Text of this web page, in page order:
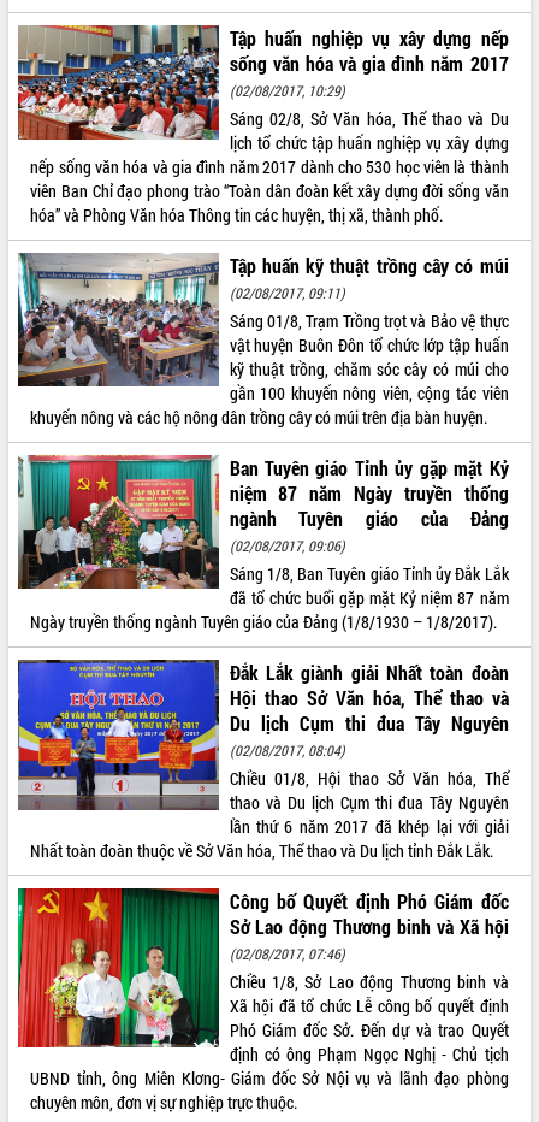
VIDEO
Không có file video nào để phát.
ALBUM ẢNH
LIÊN KẾT WEB
THỐNG KÊ TRUY CẬP
Hôm nay: 13421
Tất cả:
66126535
Tập huấn nghiệp vụ xây dựng nếp
sống văn hóa và gia đình năm 2017
(02/08/2017, 10:29)
Sáng 02/8, Sở Văn hóa, Thể thao và Du
lịch tổ chức tập huấn nghiệp vụ xây dựng
nếp sống văn hóa và gia đình năm 2017 dành cho 530 học viên là thành
viên Ban Chỉ đạo phong trào “Toàn dân đoàn kết xây dựng đời sống văn
hóa” và Phòng Văn hóa Thông tin các huyện, thị xã, thành phố.
Tập huấn kỹ thuật trồng cây có múi
(02/08/2017, 09:11)
Sáng 01/8, Trạm Trồng trọt và Bảo vệ thực
vật huyện Buôn Đôn tổ chức lớp tập huấn
kỹ thuật trồng, chăm sóc cây có múi cho
gần 100 khuyến nông viên, cộng tác viên
khuyến nông và các hộ nông dân trồng cây có múi trên địa bàn huyện.
Ban Tuyên giáo Tỉnh ủy gặp mặt Kỷ
niệm 87 năm Ngày truyền thống
ngành Tuyên giáo của Đảng
(02/08/2017, 09:06)
Sáng 1/8, Ban Tuyên giáo Tỉnh ủy Đắk Lắk
đã tổ chức buổi gặp mặt Kỷ niệm 87 năm
Ngày truyền thống ngành Tuyên giáo của Đảng (1/8/1930 – 1/8/2017).
Đắk Lắk giành giải Nhất toàn đoàn
Hội thao Sở Văn hóa, Thể thao và
Du lịch Cụm thi đua Tây Nguyên
(02/08/2017, 08:04)
Chiều 01/8, Hội thao Sở Văn hóa, Thể
thao và Du lịch Cụm thi đua Tây Nguyên
lần thứ 6 năm 2017 đã khép lại với giải
Nhất toàn đoàn thuộc về Sở Văn hóa, Thể thao và Du lịch tỉnh Đắk Lắk.
Công bố Quyết định Phó Giám đốc
Sở Lao động Thương binh và Xã hội
(02/08/2017, 07:46)
Chiều 1/8, Sở Lao động Thương binh và
Xã hội đã tổ chức Lễ công bố quyết định
Phó Giám đốc Sở. Đến dự và trao Quyết
định có ông Phạm Ngọc Nghị - Chủ tịch
UBND tỉnh, ông Miên Klơng- Giám đốc Sở Nội vụ và lãnh đạo phòng
chuyên môn, đơn vị sự nghiệp trực thuộc.